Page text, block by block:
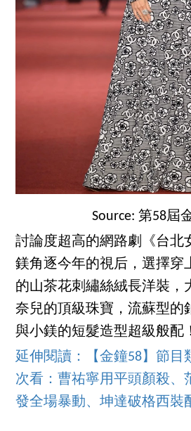
Source: 第58屆
討論度超高的網路劇《台北
鎂角逐今年的視后，選擇穿
的山茶花刺繡絲絨長洋裝，
奈兒的頂級珠寶，流蘇型的
與小鎂的短髮造型超級般配！
延伸閱讀：【金鐘58】節目
次看：曹祐寧用平頭顏殺、
發全場暴動、坤達破格西裝